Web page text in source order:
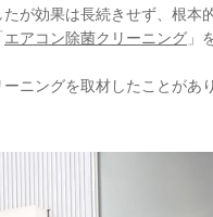
が効果は長続きせず、根本
エアコン除菌クリーニング 」
ニングを取材したことがあ